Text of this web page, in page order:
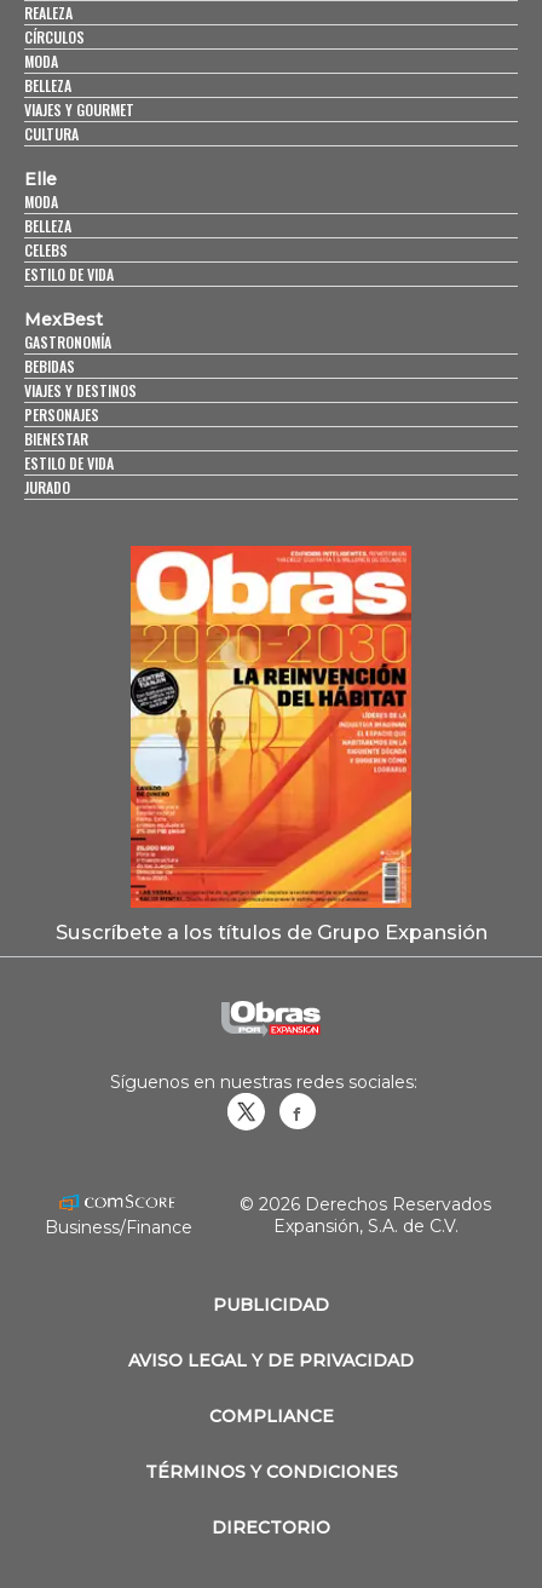
REALEZA
CÍRCULOS
MODA
BELLEZA
VIAJES Y GOURMET
CULTURA
Elle
MODA
BELLEZA
CELEBS
ESTILO DE VIDA
MexBest
GASTRONOMÍA
BEBIDAS
VIAJES Y DESTINOS
PERSONAJES
BIENESTAR
ESTILO DE VIDA
JURADO
Suscríbete a los títulos de Grupo Expansión
PUBLICIDAD
AVISO LEGAL Y DE PRIVACIDAD
COMPLIANCE
TÉRMINOS Y CONDICIONES
DIRECTORIO
Síguenos en nuestras redes sociales:
Business/Finance
© 2026 Derechos Reservados
Expansión, S.A. de C.V.